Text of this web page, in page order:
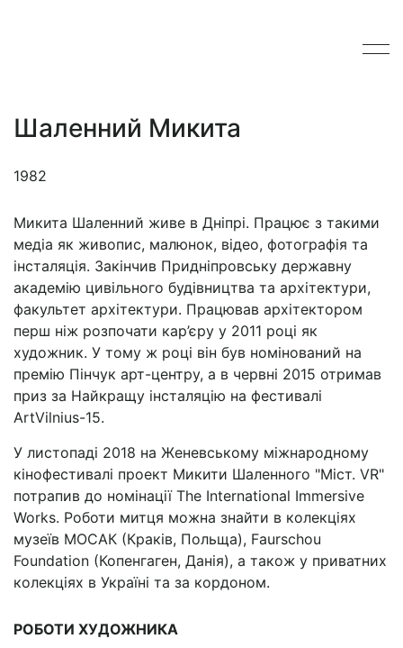
Шаленний Микита
1982
Микита Шаленний живе в Дніпрі. Працює з такими
медіа як живопис, малюнок, відео, фотографія та
інсталяція. Закінчив Придніпровську державну
академію цивільного будівництва та архітектури,
факультет архітектури. Працював архітектором
перш ніж розпочати кар’єру у 2011 році як
художник. У тому ж році він був номінований на
премію Пінчук арт-центру, а в червні 2015 отримав
приз за Найкращу інсталяцію на фестивалі
ArtVilnius-15.
У листопаді 2018 на Женевському міжнародному
кінофестивалі проект Микити Шаленного "Міст. VR"
потрапив до номінації The International Immersive
Works. Роботи митця можна знайти в колекціях
музеїв МОСАК (Краків, Польща), Faurschou
Foundation (Копенгаген, Данія), а також у приватних
колекціях в Україні та за кордоном.
РОБОТИ ХУДОЖНИКА